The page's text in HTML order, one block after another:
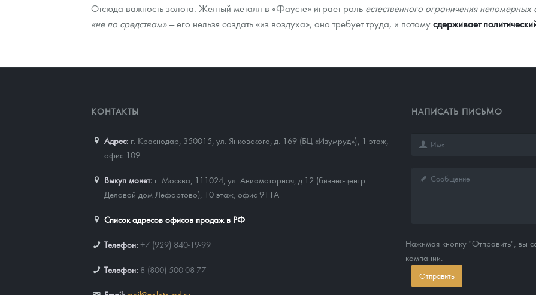
Отсюда важность золота. Желтый металл в «Фаусте» играет роль естественного ограничения
«не по средствам»— его нельзя создать «из воздуха», оно требует труда, и потомусдерживает
КОНТАКТЫ
Адрес: г. Краснодар, 350015 ул. Янковского, д. 169 (БЦ «Изумруд»), 1 этаж,
офис 109
Выкуп монет: г. Москва, 111024, ул. Авиамоторная, д.12 (бизнес-центр
Деловой дом Лефортово), 10 этаж, офис 911А
Список адресов офисов продаж в РФ
Телефон: +7 (929) 840-19-99
Телефон: 8 (800) 500-08-77
НАПИСАТЬ ПИСЬМО
Нажимая кнопку "Отправить", вы
компании.
Отправить